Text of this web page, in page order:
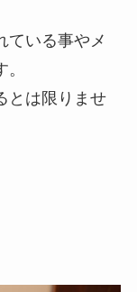
ている事やメ
とは限りませ